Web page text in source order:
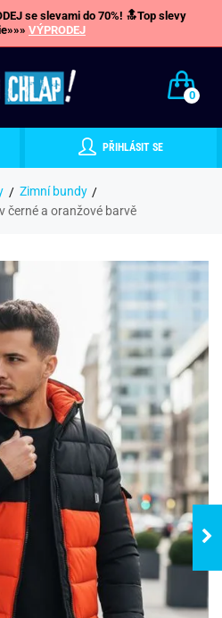
se slevami do 70%! 🔝Top slevy
VÝPRODEJ
0
PŘIHLÁSIT SE
Zimní bundy
černé a oranžové barvě